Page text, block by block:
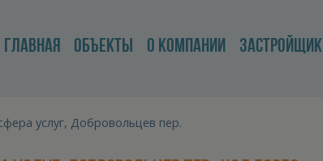
ГЛАВНАЯ ОБЪЕКТЫ О КОМПАНИИ ЗАСТРОЙЩИК
услуг, Добровольцев пер.